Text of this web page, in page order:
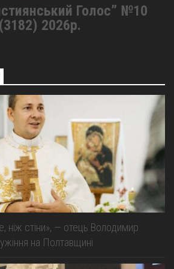
Голос” №10
(3182) 2026р.
ніж стіни», — отець Володимир
на Полтавщині